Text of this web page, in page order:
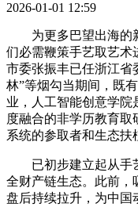
2026-01-01 12:59
为更多巴望出海的新
们必需鞭策手艺取艺术
市委张振丰已任浙江省
林”等烟勾当期间，既
业，人工智能创意学院
度融合的非学历教育
系统的参取者和生态扶
已初步建立起从手
全财产链生态。此前，
盘后持续拉升，为中国